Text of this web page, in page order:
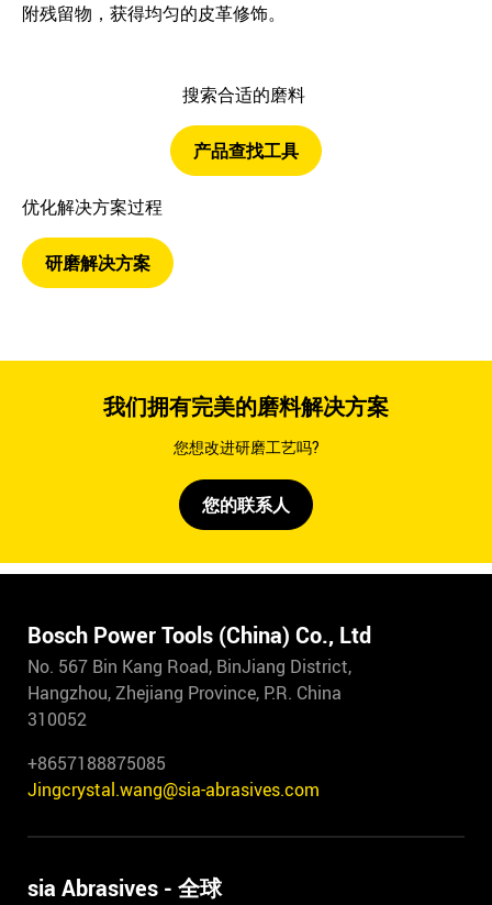
附残留物，获得均匀的皮革修饰。
搜索合适的磨料
产品查找工具
优化解决方案过程
研磨解决方案
我们拥有完美的磨料解决方案
您想改进研磨工艺吗?
您的联系人
Bosch Power Tools (China) Co., Ltd
No. 567 Bin Kang Road, BinJiang District,
Hangzhou, Zhejiang Province, P.R. China
310052
+8657188875085
Jingcrystal.wang@sia-abrasives.com
sia Abrasives - 全球